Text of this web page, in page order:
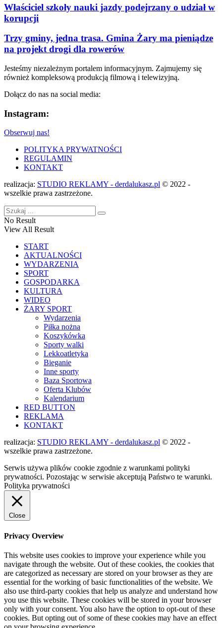
Właściciel szkoły nauki jazdy podejrzany o udział w
korupcji
Trzy gminy, jedna trasa. Gmina Żary ma pieniądze
na projekt drogi dla rowerów
Jesteśmy niezależnym portalem informacyjnym. Zajmujemy się
również kompleksową produkcją filmową i telewizyjną.
Dołącz do nas na social media:
Instagram:
Obserwuj nas!
POLITYKA PRYWATNOŚCI
REGULAMIN
KONTAKT
realizacja: STUDIO REKLAMY - derdalukasz.pl © 2022 -
wszelkie prawa zastrzeżone.
No Result
View All Result
START
AKTUALNOŚCI
WYDARZENIA
SPORT
GOSPODARKA
KULTURA
WIDEO
ŻARY SPORT
Wydarzenia
Piłka nożna
Koszykówka
Sporty walki
Lekkoatletyka
Bieganie
Inne sporty
Baza Sportowa
Oferta Klubów
Kalendarium
RED BUTTON
REKLAMA
KONTAKT
realizacja: STUDIO REKLAMY - derdalukasz.pl © 2022 -
wszelkie prawa zastrzeżone.
Serwis używa plików cookie zgodnie z warunkami polityki
prywatności. Pozostając w serwisie akceptują Państwo te warunki.
Polityka prywatności
Close
Privacy Overview
This website uses cookies to improve your experience while you
navigate through the website. Out of these cookies, the cookies that
are categorized as necessary are stored on your browser as they are
essential for the working of basic functionalities of the website. We
also use third-party cookies that help us analyze and understand how
you use this website. These cookies will be stored in your browser
only with your consent. You also have the option to opt-out of these
cookies. But opting out of some of these cookies may have an effect